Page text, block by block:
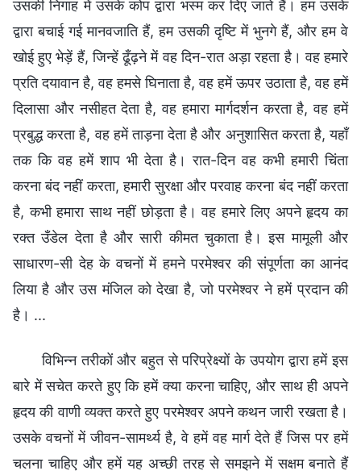
उसकी निगाह में उसके कोप द्वारा भस्म कर दिए जाते हैं। हम उसके
द्वारा बचाई गई मानवजाति हैं, हम उसकी दृष्टि में भुनगे हैं, और हम वे
खोई हुए भेड़ें हैं, जिन्हें ढूँढ़ने में वह दिन-रात अड़ा रहता है। वह हमारे
प्रति दयावान है, वह हमसे घिनाता है, वह हमें ऊपर उठाता है, वह हमें
दिलासा और नसीहत देता है, वह हमारा मार्गदर्शन करता है, वह हमें
प्रबुद्ध करता है, वह हमें ताड़ना देता है और अनुशासित करता है, यहाँ
तक कि वह हमें शाप भी देता है। रात-दिन वह कभी हमारी चिंता
करना बंद नहीं करता, हमारी सुरक्षा और परवाह करना बंद नहीं करता
है, कभी हमारा साथ नहीं छोड़ता है। वह हमारे लिए अपने हृदय का
रक्त उँडेल देता है और सारी कीमत चुकाता है। इस मामूली और
साधारण-सी देह के वचनों में हमने परमेश्वर की संपूर्णता का आनंद
लिया है और उस मंजिल को देखा है, जो परमेश्वर ने हमें प्रदान की
है। ...
विभिन्न तरीकों और बहुत से परिप्रेक्ष्यों के उपयोग द्वारा हमें इस
बारे में सचेत करते हुए कि हमें क्या करना चाहिए, और साथ ही अपने
हृदय की वाणी व्यक्त करते हुए परमेश्वर अपने कथन जारी रखता है।
उसके वचनों में जीवन-सामर्थ्य है, वे हमें वह मार्ग देते हैं जिस पर हमें
चलना चाहिए और हमें यह अच्छी तरह से समझने में सक्षम बनाते हैं